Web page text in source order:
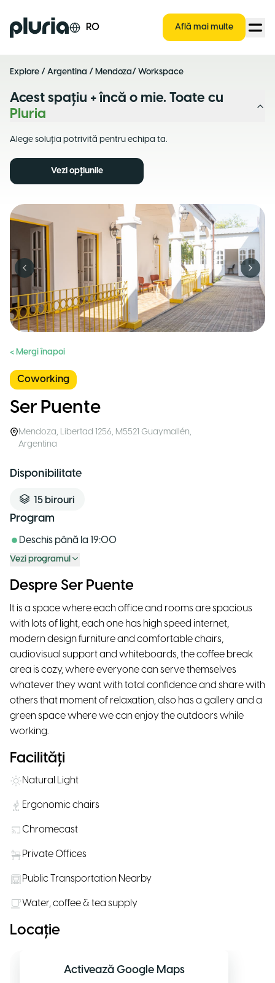
Logo Pluria RO Află mai multe
Explore / Argentina / Mendoza/ Workspace
Acest spațiu + încă o mie. Toate cu
Pluria
Alege soluția potrivită pentru echipa ta.
Vezi opțiunile
Previous slide Next
< Mergi înapoi
Coworking
Ser Puente
Mendoza, Libertad 1256, M5521 Guaymallén,
Argentina
Disponibilitate
15 birouri
Program
Deschis până la 19:00
Vezi programul
Despre Ser Puente
It is a space where each office and rooms are spacious
with lots of light, each one has high speed internet,
modern design furniture and comfortable chairs,
audiovisual support and whiteboards, the coffee break
area is cozy, where everyone can serve themselves
whatever they want with total confidence and share with
others that moment of relaxation, also has a gallery and a
green space where we can enjoy the outdoors while
working.
Facilități
Natural Light
Ergonomic chairs
Chromecast
Private Offices
Public Transportation Nearby
Water, coffee & tea supply
Locație
Activează Google Maps